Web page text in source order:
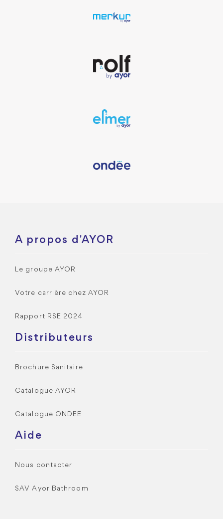
A propos d'AYOR
Le groupe AYOR
Votre carrière chez AYOR
Rapport RSE 2024
Distributeurs
Brochure Sanitaire
Catalogue AYOR
Catalogue ONDEE
Aide
Nous contacter
SAV Ayor Bathroom